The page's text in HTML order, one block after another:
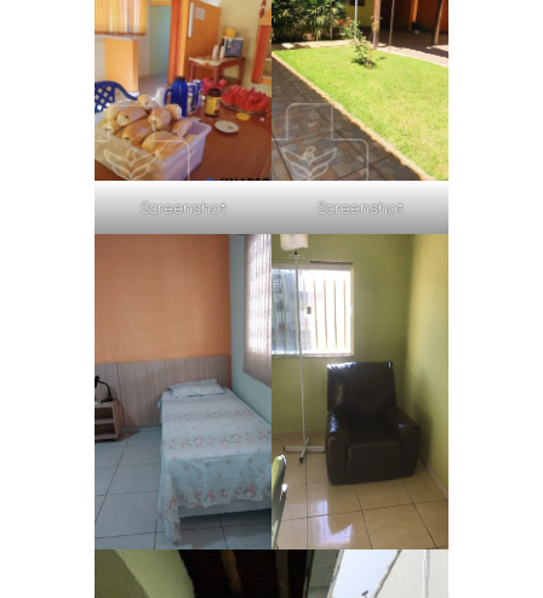
Screenshot Screenshot